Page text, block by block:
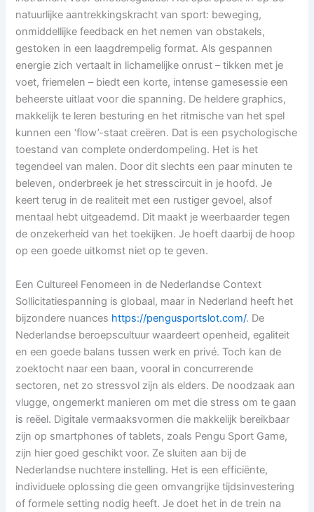
natuurlijke aantrekkingskracht van sport: beweging,
onmiddellijke feedback en het nemen van obstakels,
gestoken in een laagdrempelig format. Als gespannen
energie zich vertaalt in lichamelijke onrust – tikken met je
voet, friemelen – biedt een korte, intense gamesessie een
beheerste uitlaat voor die spanning. De heldere graphics,
makkelijk te leren besturing en het ritmische van het spel
kunnen een ‘flow’-staat creëren. Dat is een psychologische
toestand van complete onderdompeling. Het is het
tegendeel van malen. Door dit slechts een paar minuten te
beleven, onderbreek je het stresscircuit in je hoofd. Je
keert terug in de realiteit met een rustiger gevoel, alsof
mentaal hebt uitgeademd. Dit maakt je weerbaarder tegen
de onzekerheid van het toekijken. Je hoeft daarbij de hoop
op een goede uitkomst niet op te geven.
Een Cultureel Fenomeen in de Nederlandse Context
Sollicitatiespanning is globaal, maar in Nederland heeft het
bijzondere nuances https://pengusportslot.com/. De
Nederlandse beroepscultuur waardeert openheid, egaliteit
en een goede balans tussen werk en privé. Toch kan de
zoektocht naar een baan, vooral in concurrerende
sectoren, net zo stressvol zijn als elders. De noodzaak aan
vlugge, ongemerkt manieren om met die stress om te gaan
is reëel. Digitale vermaaksvormen die makkelijk bereikbaar
zijn op smartphones of tablets, zoals Pengu Sport Game,
zijn hier goed geschikt voor. Ze sluiten aan bij de
Nederlandse nuchtere instelling. Het is een efficiënte,
individuele oplossing die geen omvangrijke tijdsinvestering
of formele setting nodig heeft. Je doet het in de trein na